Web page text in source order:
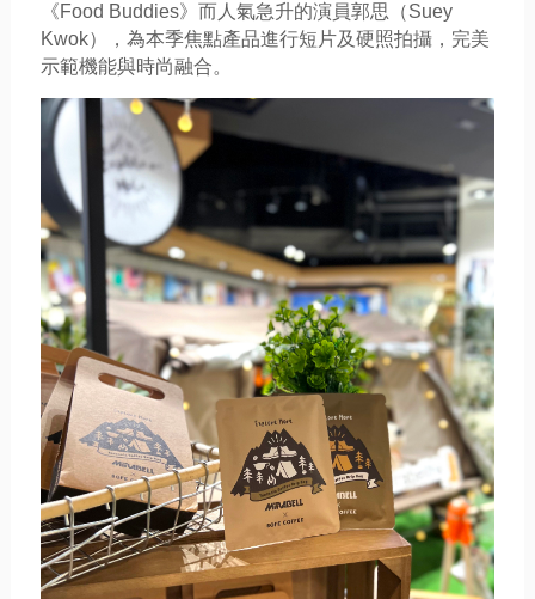
《Food Buddies》而人氣急升的演員郭思（Suey
Kwok），為本季焦點產品進行短片及硬照拍攝， 完美
示範機能與時尚融合。